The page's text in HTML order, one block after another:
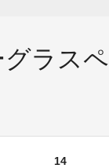
ラスペ
14